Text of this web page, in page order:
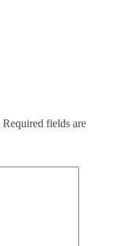
Required fields are